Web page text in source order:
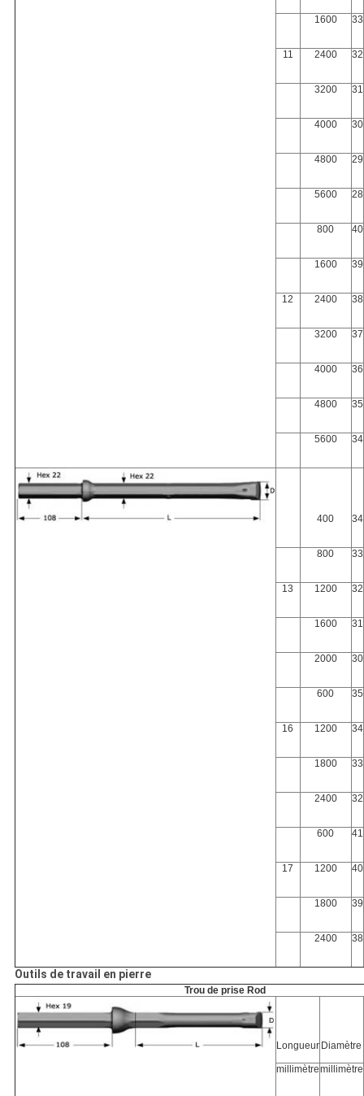
1600
33
11 2400
32
3200
31
4000
30
4800
29
5600
28
800
40
1600
39
12 2400
38
3200
37
4000
36
4800
35
5600
34
400
34
800
33
13 1200
32
1600 31
2000
30
600
35
16 1200
34
1800
33
2400
32
600
41
17 1200
40
1800
39
2400
38
Outils de travail en pierre
Trou de prise Rod
Longueur Diamètre
millimètremillimètre